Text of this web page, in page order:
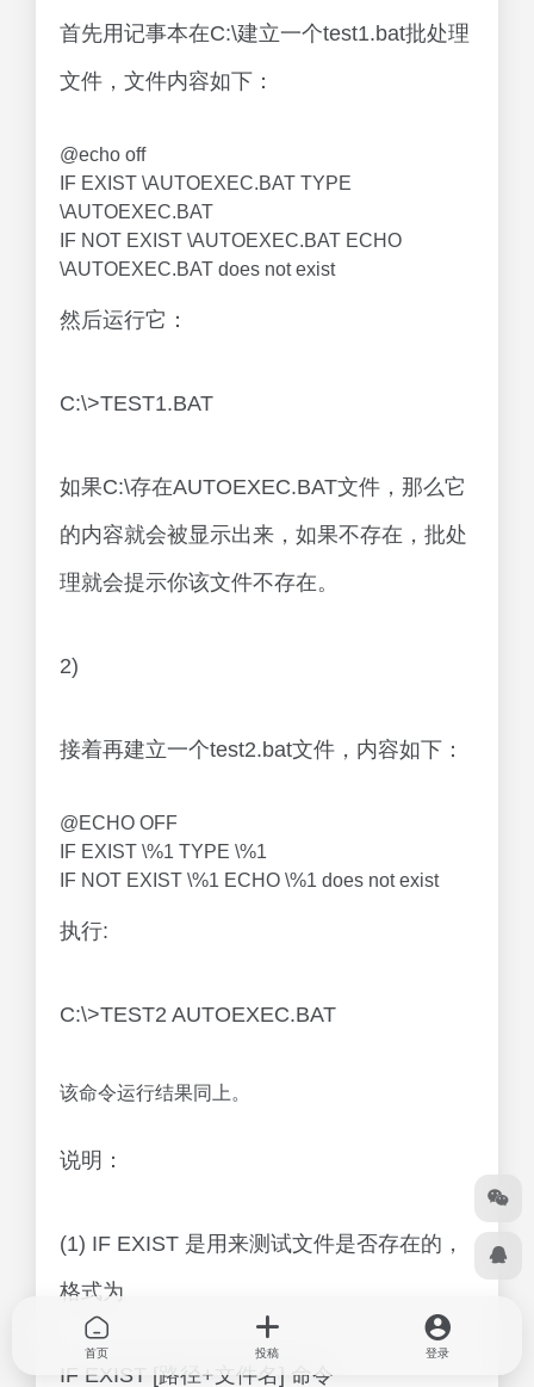
首先用记事本在C:\建立一个test1.bat批处理
文件，文件内容如下：
@echo off
IF EXIST \AUTOEXEC.BAT TYPE
\AUTOEXEC.BAT
IF NOT EXIST \AUTOEXEC.BAT ECHO
\AUTOEXEC.BAT does not exist
然后运行它：
C:\>TEST1.BAT
如果C:\存在AUTOEXEC.BAT文件，那么它
的内容就会被显示出来，如果不存在，批处
理就会提示你该文件不存在。
2)
接着再建立一个test2.bat文件，内容如下：
@ECHO OFF
IF EXIST \%1 TYPE \%1
IF NOT EXIST \%1 ECHO \%1 does not exist
执行:
C:\>TEST2 AUTOEXEC.BAT
该命令运行结果同上。
说明：
(1) IF EXIST 是用来测试文件是否存在的，
格式为
IF EXIST [路径+文件名] 命令
首页 投稿 登录